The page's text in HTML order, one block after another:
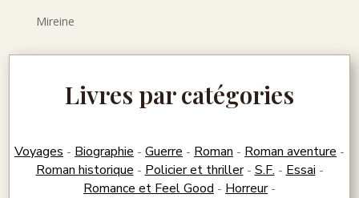
Mireine
Livres par catégories
Voyages - Biographie - Guerre - Roman - Roman aventure -
Roman historique - Policier et thriller- S.F. - Essai -
Romance et Feel Good - Horreur-